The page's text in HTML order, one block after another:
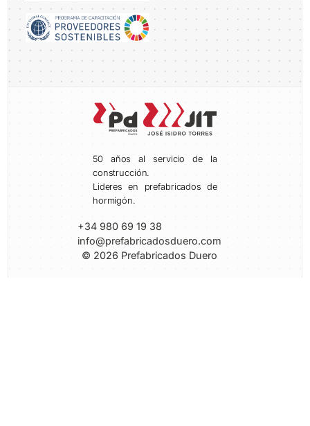
50 años al servicio de la
construcción.
Lideres en prefabricados de
hormigón.
+34 980 69 19 38
info@prefabricadosduero.com
© 2026 Prefabricados Duero